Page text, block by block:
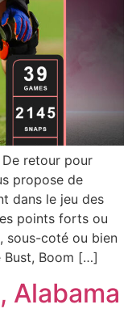
De retour pour
propose de
dans le jeu des
points forts ou
sous-coté ou bien
Bust, Boom […]
Alabama